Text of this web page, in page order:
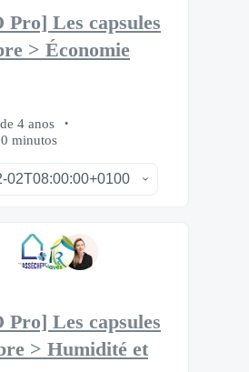
Les capsules
> Économie
4 anos
minutos
Les capsules
> Humidité et